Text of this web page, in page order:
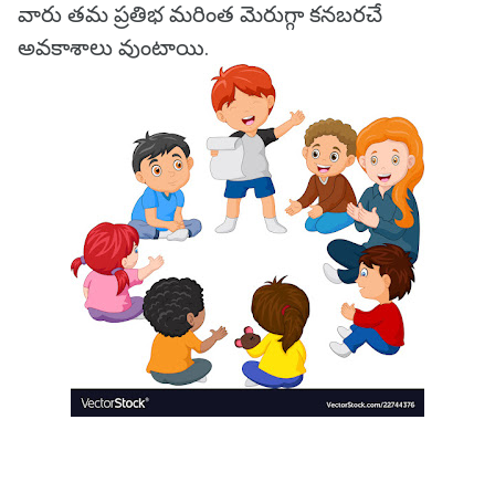
వారు తమ ప్రతిభ మరింత మెరుగ్గా కనబరచే
అవకాశాలు వుంటాయి.